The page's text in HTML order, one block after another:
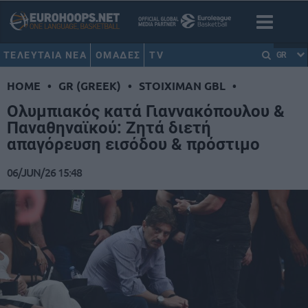
ΤΕΛΕΥΤΑΙΑ ΝΕΑ ΟΜΑΔΕΣ TV GR
HOME • GR (GREEK) • STOIXIMAN GBL •
Ολυμπιακός κατά Γιαννακόπουλου &
Παναθηναϊκού: Ζητά διετή
απαγόρευση εισόδου & πρόστιμο
06/JUN/26 15:48